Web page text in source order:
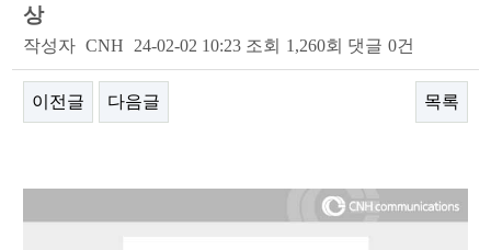
상
작성자 CNH 24-02-02 10:23 조회 1,260회 댓글 0건
이전글 다음글 목록